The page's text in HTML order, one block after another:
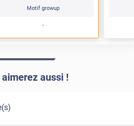
Motif growup
-
aussi !